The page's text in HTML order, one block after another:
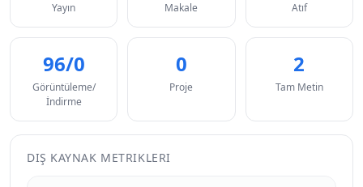
Yayın Makale Atıf
96/0
Görüntüleme/
İndirme
0
Proje
2
Tam Metin
DIŞ KAYNAK METRIKLERI